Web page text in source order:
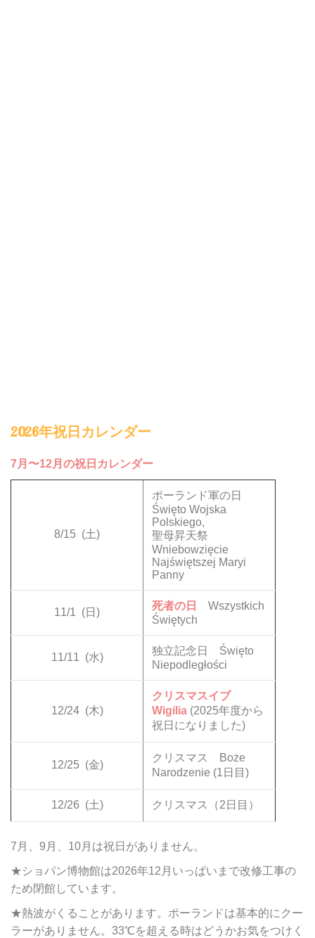
2026年祝日カレンダー
7月〜12月の祝日カレンダー
8/15 (土)
ポーランド軍の日
Święto Wojska
Polskiego,
聖母昇天祭
Wniebowzięcie
Najświętszej Maryi
Panny
11/1 (日)
死者の日
Wszystkich
Świętych
11/11 (水)
独立記念日 Święto
Niepodległości
12/24 (木)
クリスマスイブ
Wigilia (2025年度から
祝日になりました)
12/25 (金)
クリスマス Boże
Narodzenie (1日目)
12/26 (土) クリスマス（2日目）
7月、9月、10月は祝日がありません。
★ショパン博物館は2026年12月いっぱいまで改修工事の
ため閉館しています。
★熱波がくることがあります。ポーランドは基本的にクー
ラーがありません。33℃を超える時はどうかお気をつけく